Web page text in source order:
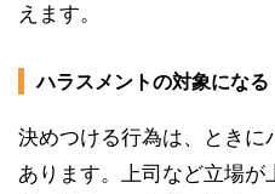
えます。
ハラスメントの対象になる
決めつける行為は、とき
あります。上司など立場が